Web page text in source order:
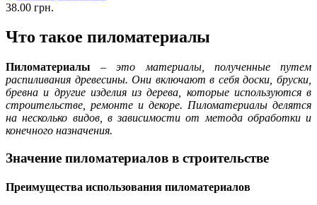
38.00 грн.
Что такое пиломатериалы
Пиломатериалы –это материалы, полученные путем
распиливания древесины. Они включают в себя доски, бруски,
бревна и другие изделия из дерева, которые используются в
строительстве, ремонте и декоре. Пиломатериалы делятся
на несколько видов, в зависимости от метода обработки и
конечного назначения.
Значение пиломатериалов в строительстве
Преимущества использования пиломатериалов